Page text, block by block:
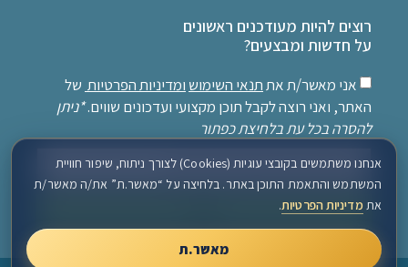
רוצים להיות מעודכנים ראשונים
על חדשות ומבצעים?
אני מאשר/ת את תנאי השימוש ומדיניות הפרטיות של
האתר, ואני רוצה לקבל תוכן מקצועי ועדכונים שווים.*ניתן
להסרה בכל עת בלחיצת כפתור
אנחנו משתמשים בקובצי עוגיות (Cookies) לצורך ניתוח, שיפור חוויית
המשתמש והתאמת התוכן באתר. בלחיצה על “מאשר.ת” את/ה מאשר/ת
את מדיניות הפרטיות.
מאשר.ת